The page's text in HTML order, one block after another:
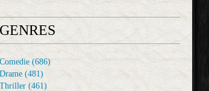
GENRES
Comedie (686)
Drame (481)
Thriller (461)